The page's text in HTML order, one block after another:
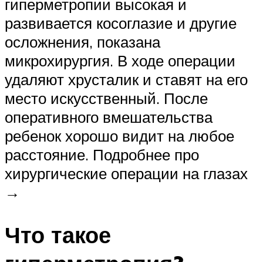
гиперметропии высокая и
развивается косоглазие и другие
осложнения, показана
микрохирургия. В ходе операции
удаляют хрусталик и ставят на его
место искусственный. После
оперативного вмешательства
ребенок хорошо видит на любое
расстояние. Подробнее про
хирургические операции на глазах
→
Что такое